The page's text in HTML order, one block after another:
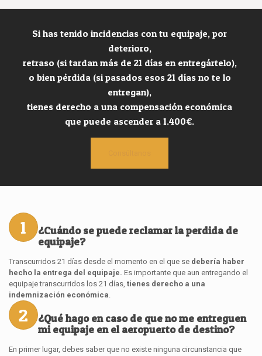
Si has tenido incidencias con tu equipaje, por
deterioro,
retraso (si tardan más de 21 días en entregártelo),
o bien pérdida (si pasados esos 21 días no te lo
entregan),
tienes derecho a una compensación económica
que puede ascender a 1.400€.
1
¿Cuándo se puede reclamar la perdida de
equipaje?
Transcurridos 21 días desde el momento en el que se debería haber
hecho la entrega del equipaje. Es importante que aun entregando el
equipaje transcurridos los 21 días, tienes derecho a una
indemnización económica.
2
¿Qué hago en caso de que no me entreguen
mi equipaje en el aeropuerto de destino?
En primer lugar, debes saber que no existe ninguna circunstancia que